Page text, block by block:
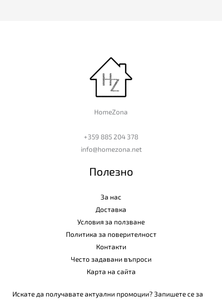
HomeZona
+359 885 204 378
info@homezona.net
Полезно
За нас
Доставка
Условия за ползване
Политика за поверителност
Контакти
Често задавани въпроси
Карта на сайта
Искате да получавате актуални промоции? Запишете се за